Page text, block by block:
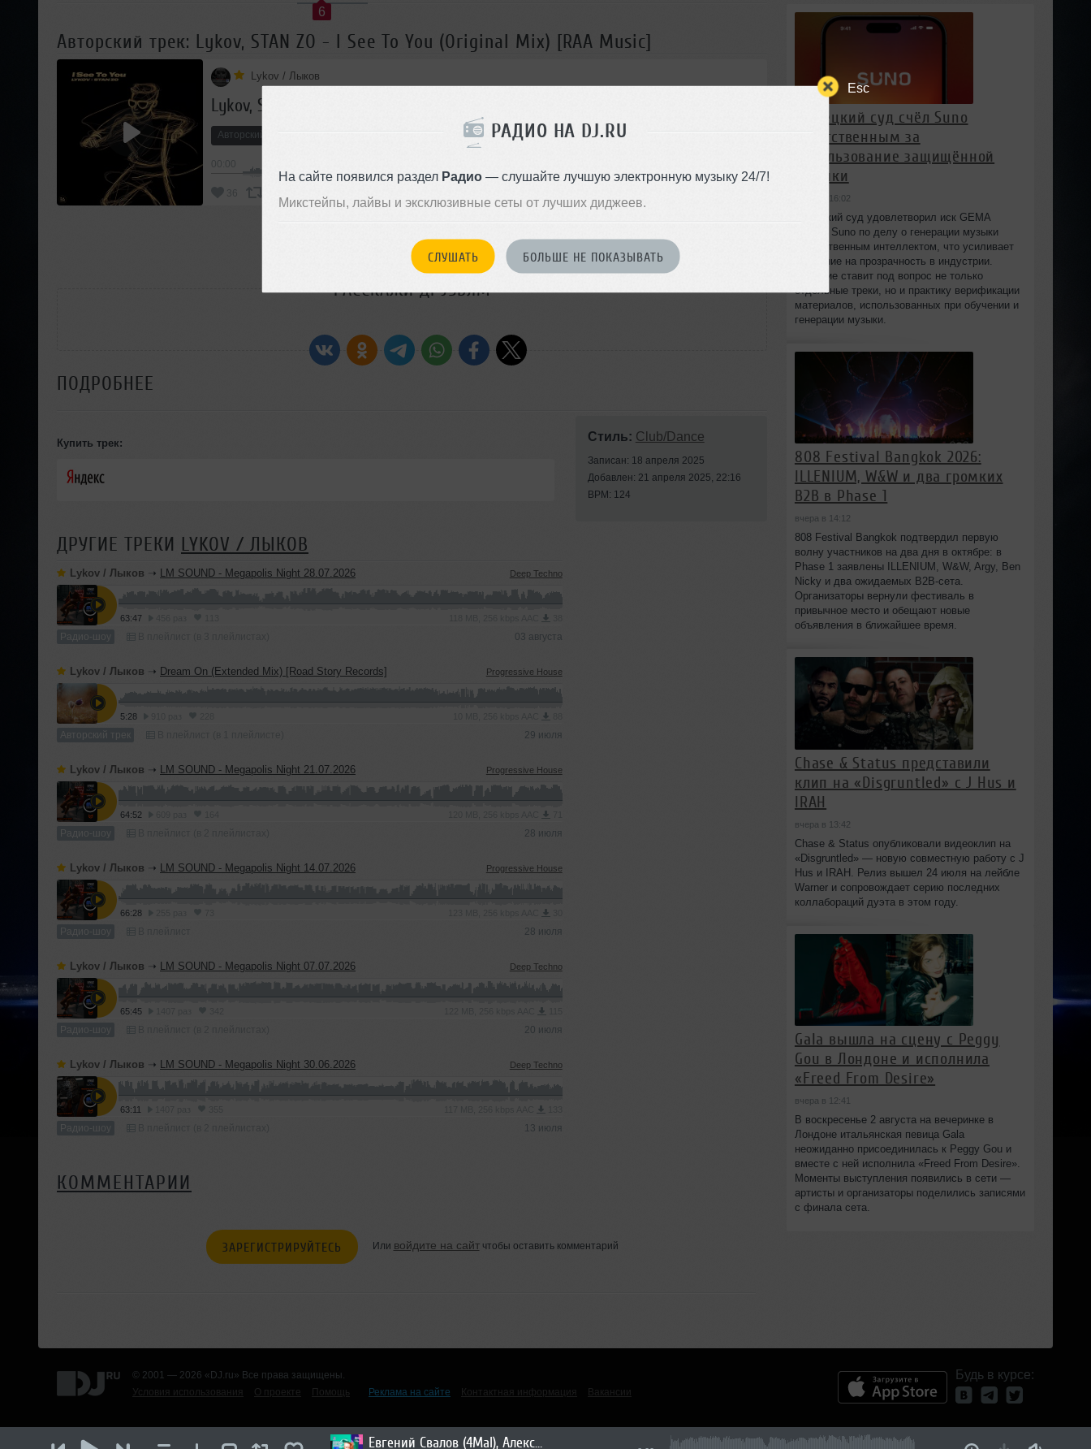
Esc
РАДИО НА DJ.RU
На сайте появился раздел Радио— слушайте лучшую электронную музыку 24/7!
Микстейпы, лайвы и эксклюзивные сеты от лучших диджеев.
СЛУШАТЬ БОЛЬШЕ НЕ ПОКАЗЫВАТЬ
Евгений Свалов (4Mal), Александр Киреев — Русская кибернетика 723 (01.07.2026)
6
Авторский трек: Lykov, STAN ZO - I See To You (Original Mix) [RAA Music]
Lykov / Лыков
Lykov, STAN ZO - I See To You (Original Mix) [RAA Music]
Авторский трек
36
ПОДДЕРЖАТЬ АРТИСТА
РАССКАЖИ ДРУЗЬЯМ
ПОДРОБНЕЕ
Купить трек:
ДРУГИЕ ТРЕКИ LYKOV / ЛЫКОВ
Lykov / Лыков ➝ LM SOUND - Megapolis Night 28.07.2026 Deep Techno
63:47
Радио-шоу 03 августа
Lykov / Лыков ➝ Dream On (Extended Mix) [Road Story Records] Progressive House
5:28
Авторский трек 29 июля
Lykov / Лыков ➝ LM SOUND - Megapolis Night 21.07.2026 Progressive House
64:52
Радио-шоу 28 июля
Lykov / Лыков ➝ LM SOUND - Megapolis Night 14.07.2026 Progressive House
66:28
Радио-шоу 28 июля
Lykov / Лыков ➝ LM SOUND - Megapolis Night 07.07.2026 Deep Techno
65:45
Радио-шоу 20 июля
Lykov / Лыков ➝ LM SOUND - Megapolis Night 30.06.2026 Deep Techno
63:11
Радио-шоу 13 июля
Стиль: Club/Dance
Записан: 18 апреля 2025
Добавлен: 21 апреля 2025, 22:16
BPM: 124
КОММЕНТАРИИ
ЗАРЕГИСТРИРУЙТЕСЬ Или войдите на сайтчтобы оставить комментарий
Немецкий суд счёл Suno
ответственным за
использование защищённой
музыки
вчера в 16:02
Немецкий суд удовлетворил иск GEMA
против Suno по делу о генерации музыки
искусственным интеллектом, что усиливает
давление на прозрачность в индустрии.
Решение ставит под вопрос не только
отдельные треки, но и практику верификации
материалов, использованных при обучении и
генерации музыки.
808 Festival Bangkok 2026:
ILLENIUM, W&W и два громких
B2B в Phase 1
вчера в 14:12
808 Festival Bangkok подтвердил первую
волну участников на два дня в октябре: в
Phase 1 заявлены ILLENIUM, W&W, Argy, Ben
Nicky и два ожидаемых B2B-сета.
Организаторы вернули фестиваль в
привычное место и обещают новые
объявления в ближайшее время.
Chase & Status представили
клип на «Disgruntled» с J Hus и
IRAH
вчера в 13:42
Chase & Status опубликовали видеоклип на
«Disgruntled» — новую совместную работу с J
Hus и IRAH. Релиз вышел 24 июля на лейбле
Warner и сопровождает серию последних
коллабораций дуэта в этом году.
Gala вышла на сцену с Peggy
Gou в Лондоне и исполнила
«Freed From Desire»
вчера в 12:41
В воскресенье 2 августа на вечеринке в
Лондоне итальянская певица Gala
неожиданно присоединилась к Peggy Gou и
вместе с ней исполнила «Freed From Desire».
Моменты выступления появились в сети —
артисты и организаторы поделились записями
с финала сета.
© 2001 — 2026 «DJ.ru» Все права защищены.
Условия использования
О проекте Помощь Реклама на сайте Контактная информация Вакансии
Будь в курсе: